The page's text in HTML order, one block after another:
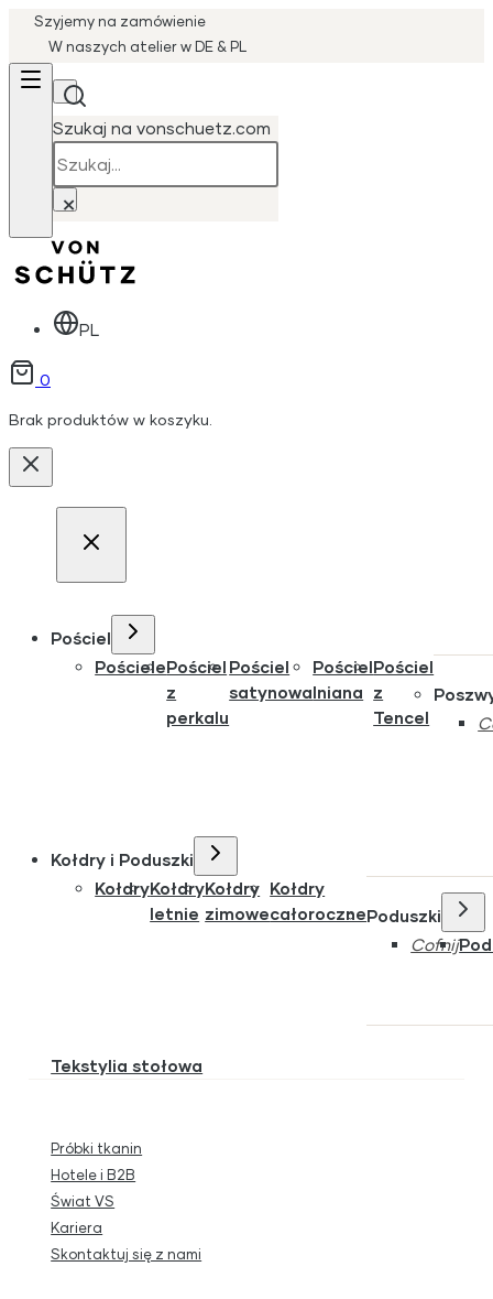
Szyjemy na zamówienie
W naszych atelier w DE & PL
Szukaj na vonschuetz.com
×
PL
0
Brak produktów w koszyku.
Pościel
PościelePościel
z
perkalu
Pościel
satynowa
Pościel
lniana
Pościel
z
Tencel
Kołdry i Poduszki
KołdryKołdry
letnie
Kołdry
zimowe
Kołdry
całorocznePoduszki
Cofnij
Tekstylia stołowa
Próbki tkanin
Hotele i B2B
Świat VS
Kariera
Skontaktuj się z nami